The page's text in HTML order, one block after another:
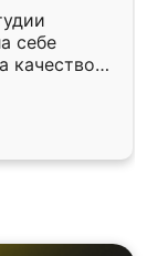
себе
качеством
почти